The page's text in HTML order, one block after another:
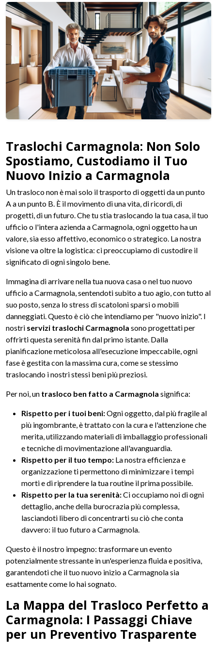
Traslochi Carmagnola: Non Solo
Spostiamo, Custodiamo il Tuo
Nuovo Inizio a Carmagnola
Un trasloco non è mai solo il trasporto di oggetti da un punto
A a un punto B. È il movimento di una vita, di ricordi, di
progetti, di un futuro. Che tu stia traslocando la tua casa, il tuo
ufficio o l'intera azienda a Carmagnola, ogni oggetto ha un
valore, sia esso affettivo, economico o strategico. La nostra
visione va oltre la logistica: ci preoccupiamo di custodire il
significato di ogni singolo bene.
Immagina di arrivare nella tua nuova casa o nel tuo nuovo
ufficio a Carmagnola, sentendoti subito a tuo agio, con tutto al
suo posto, senza lo stress di scatoloni sparsi o mobili
danneggiati. Questo è ciò che intendiamo per "nuovo inizio". I
nostri servizi traslochi Carmagnola sono progettati per
offrirti questa serenità fin dal primo istante. Dalla
pianificazione meticolosa all'esecuzione impeccabile, ogni
fase è gestita con la massima cura, come se stessimo
traslocando i nostri stessi beni più preziosi.
Per noi, un trasloco ben fatto a Carmagnola significa:
Rispetto per i tuoi beni:Ogni oggetto, dal più fragile al
più ingombrante, è trattato con la cura e l'attenzione che
merita, utilizzando materiali di imballaggio professionali
e tecniche di movimentazione all'avanguardia.
Rispetto per il tuo tempo: La nostra efficienza e
organizzazione ti permettono di minimizzare i tempi
morti e di riprendere la tua routine il prima possibile.
Rispetto per la tua serenità:Ci occupiamo noi di ogni
dettaglio, anche della burocrazia più complessa,
lasciandoti libero di concentrarti su ciò che conta
davvero: il tuo futuro a Carmagnola.
Questo è il nostro impegno: trasformare un evento
potenzialmente stressante in un'esperienza fluida e positiva,
garantendoti che il tuo nuovo inizio a Carmagnola sia
esattamente come lo hai sognato.
La Mappa del Trasloco Perfetto a
Carmagnola: I Passaggi Chiave
per un Preventivo Trasparente